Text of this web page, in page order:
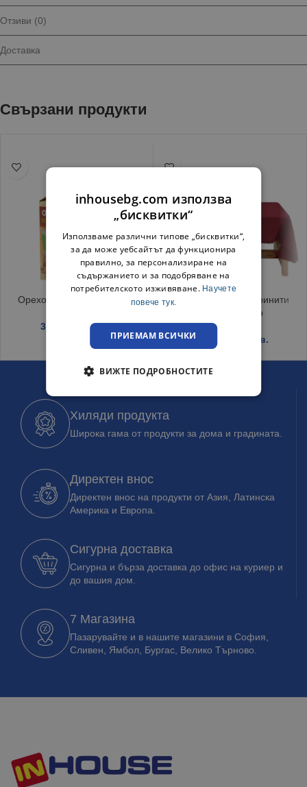
Отзиви (0)
Доставка
Свързани продукти
Орехомелачка с бурканче
3.59 / 7.02 лв.
Покривка за маса Тринити
120/150 Бордо
6.45 / 12.62 лв.
Хиляди продукта
Широка гама от продукти за дома и градината.
Директен внос
Директен внос на продукти от Азия, Латинска
Америка и Европа.
Сигурна доставка
Сигурна и бърза доставка до офис на куриер и
до вашия дом.
7 Магазина
Пазарувайте и в нашите магазини в София,
Сливен, Ямбол, Бургас, Велико Търново.
inhousebg.com използва
„бисквитки“
Използваме различни типове „бисквитки“,
за да може уебсайтът да функционира
правилно, за персонализиране на
съдържанието и за подобряване на
потребителското изживяване. Научете
повече тук.
ПРИЕМАМ ВСИЧКИ
ВИЖТЕ ПОДРОБНОСТИТЕ